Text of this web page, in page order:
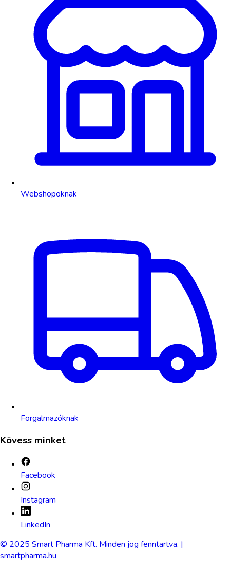
Webshopoknak
Forgalmazóknak
Kövess minket
Facebook
Instagram
LinkedIn
© 2025 Smart Pharma Kft. Minden jog fenntartva. |
smartpharma.hu